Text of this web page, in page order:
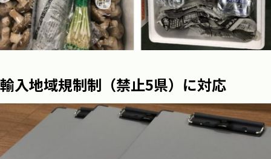
輸入地域規制制（禁止5県）に対応